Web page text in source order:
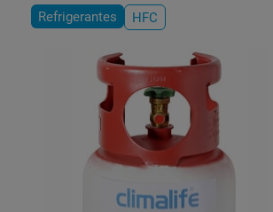
Refrigerantes HFC